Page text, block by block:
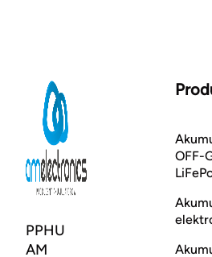
PPHU
AM
OFF-